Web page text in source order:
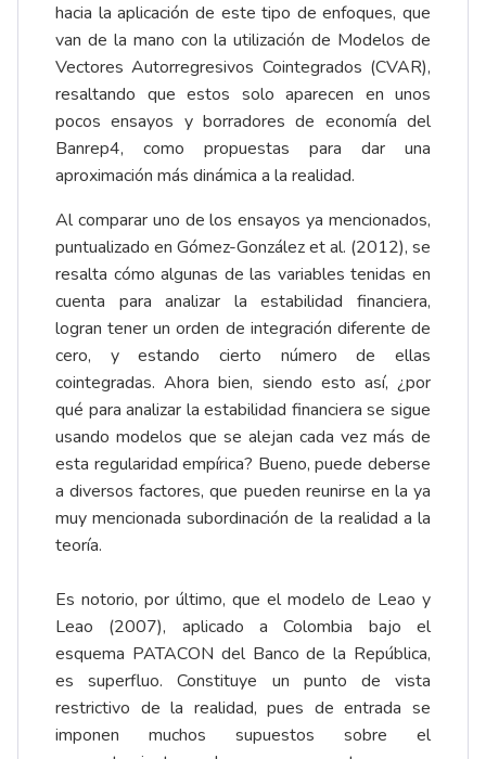
hacia la aplicación de este tipo de enfoques, que
van de la mano con la utilización de Modelos de
Vectores Autorregresivos Cointegrados (CVAR),
resaltando que estos solo aparecen en unos
pocos ensayos y borradores de economía del
Banrep4, como propuestas para dar una
aproximación más dinámica a la realidad.
Al comparar uno de los ensayos ya mencionados,
puntualizado en Gómez-González et al. (2012), se
resalta cómo algunas de las variables tenidas en
cuenta para analizar la estabilidad financiera,
logran tener un orden de integración diferente de
cero, y estando cierto número de ellas
cointegradas. Ahora bien, siendo esto así, ¿por
qué para analizar la estabilidad financiera se sigue
usando modelos que se alejan cada vez más de
esta regularidad empírica? Bueno, puede deberse
a diversos factores, que pueden reunirse en la ya
muy mencionada subordinación de la realidad a la
teoría.
Es notorio, por último, que el modelo de Leao y
Leao (2007), aplicado a Colombia bajo el
esquema PATACON del Banco de la República,
es superfluo. Constituye un punto de vista
restrictivo de la realidad, pues de entrada se
imponen muchos supuestos sobre el